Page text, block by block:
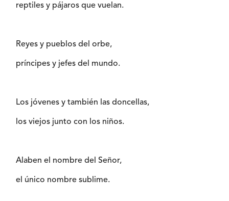
reptiles y pájaros que vuelan.
Reyes y pueblos del orbe,
príncipes y jefes del mundo.
Los jóvenes y también las doncellas,
los viejos junto con los niños.
Alaben el nombre del Señor,
el único nombre sublime.